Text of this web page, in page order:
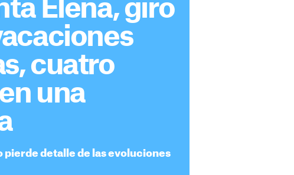
Elena, giro
cuatro
una
pierde detalle de las evoluciones